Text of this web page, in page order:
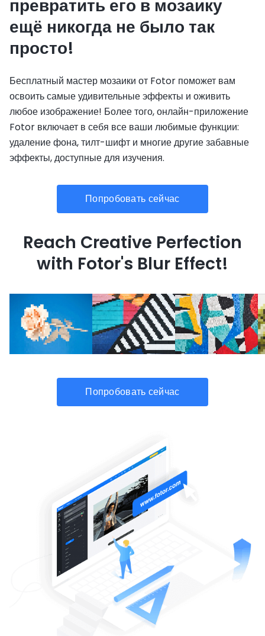
превратить его в мозаику
ещё никогда не было так
просто!
Бесплатный мастер мозаики от Fotor поможет вам
освоить самые удивительные эффекты и оживить
любое изображение! Более того, онлайн-приложение
Fotor включает в себя все ваши любимые функции:
удаление фона, тилт-шифт и многие другие забавные
эффекты, доступные для изучения.
Попробовать сейчас
Reach Creative Perfection
with Fotor's Blur Effect!
Попробовать сейчас